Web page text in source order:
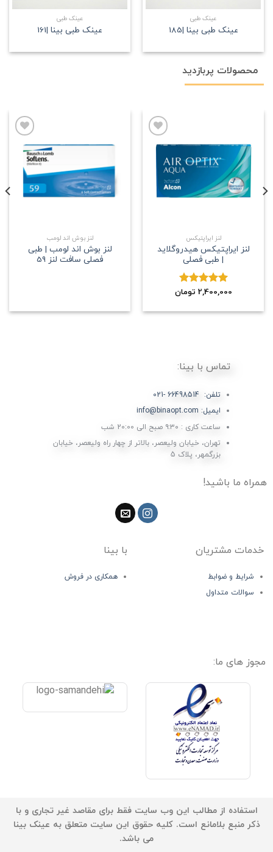
عینک طبی
عینک طبی بینا |185
عینک طبی
عینک طبی بینا |161
محصولات پربازدید
مندی
لنز ایراپتیکس
لنز ایراپتیکس هیدروگلاید
| طبی فصلی
نمره5.002,400,000 تومان
علاقه
مندی
لنز بوش اند لومب
لنز بوش اند لومب | طبی
فصلی سافت لنز 59
تماس با بینا:
تلفن: 66498514 -021
ایمیل: info@binaopt.com
ساعت کاری : ۹:۳۰ صبح الی 20:00 شب
تهران، خیابان ولیعصر، بالاتر از چهار راه ولیعصر، خیابان
بزرگمهر، پلاک 5
همراه ما باشید!
خدمات مشتریان
شرایط و ضوابط
سوالات متداول
با بینا
همکاری در فروش
مجوز های ما:
استفاده از مطالب این وب سایت فقط برای مقاصد غیر تجاری و با
ذکر منبع بلامانع است. کلیه حقوق این سایت متعلق به عینک بینا
می باشد.